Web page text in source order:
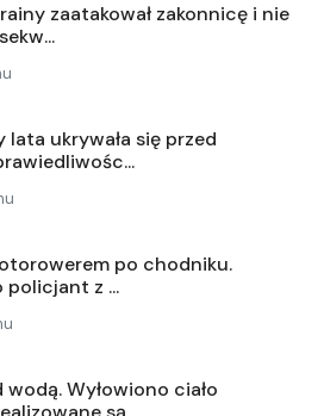
zaatakował zakonnicę i nie
lata ukrywała się przed
po chodniku.
policjant z ...
wodą. Wyłowiono ciało